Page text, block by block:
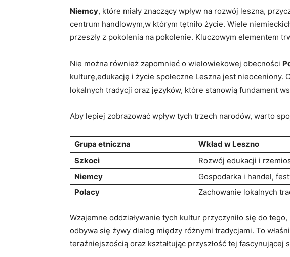
Niemcy, które miały znaczący wpływ na rozwój leszna,
centrum handlowym,w którym tętniło życie. Wiele
przeszły z pokolenia na pokolenie. Kluczowym elementem
Nie można również zapomnieć o wielowiekowej obecności
kulturę,edukację i życie społeczne Leszna jest nieoceniony.
lokalnych tradycji oraz języków, które stanowią fundament
Aby lepiej zobrazować wpływ tych trzech narodów, warto
Grupa etniczna
Wkład w Leszno
Szkoci
Rozwój edukacji i
Niemcy
Gospodarka i handel,
Polacy
Zachowanie lokalnych
Wzajemne oddziaływanie tych kultur przyczyniło się do
odbywa się żywy dialog między różnymi tradycjami. To
teraźniejszością oraz kształtując przyszłość tej fascynującej